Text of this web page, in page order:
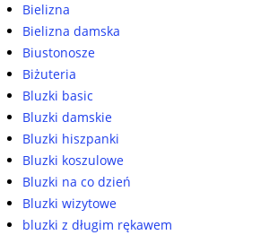
Bielizna
Bielizna damska
Biustonosze
Biżuteria
Bluzki basic
Bluzki damskie
Bluzki hiszpanki
Bluzki koszulowe
Bluzki na co dzień
Bluzki wizytowe
bluzki z długim rękawem